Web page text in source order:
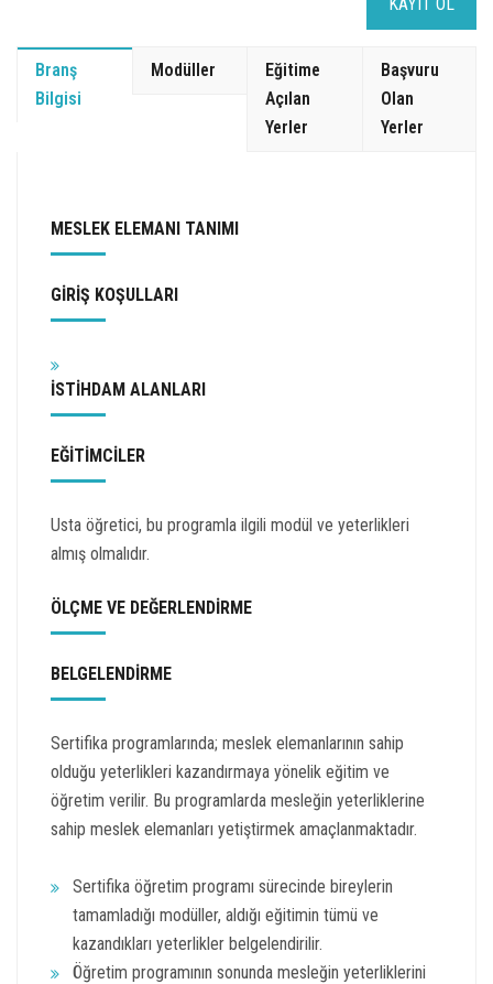
Branş
Bilgisi
Modüller
Eğitime
Açılan
Yerler
Başvuru
Olan
Yerler
MESLEK ELEMANI TANIMI
GİRİŞ KOŞULLARI
İSTİHDAM ALANLARI
EĞİTİMCİLER
Usta öğretici, bu programla ilgili modül ve yeterlikleri
almış olmalıdır.
ÖLÇME VE DEĞERLENDİRME
BELGELENDİRME
Sertifika programlarında; meslek elemanlarının sahip
olduğu yeterlikleri kazandırmaya yönelik eğitim ve
öğretim verilir. Bu programlarda mesleğin yeterliklerine
sahip meslek elemanları yetiştirmek amaçlanmaktadır.
Sertifika öğretim programı sürecinde bireylerin
tamamladığı modüller, aldığı eğitimin tümü ve
kazandıkları yeterlikler belgelendirilir.
Öğretim programının sonunda mesleğin yeterliklerini